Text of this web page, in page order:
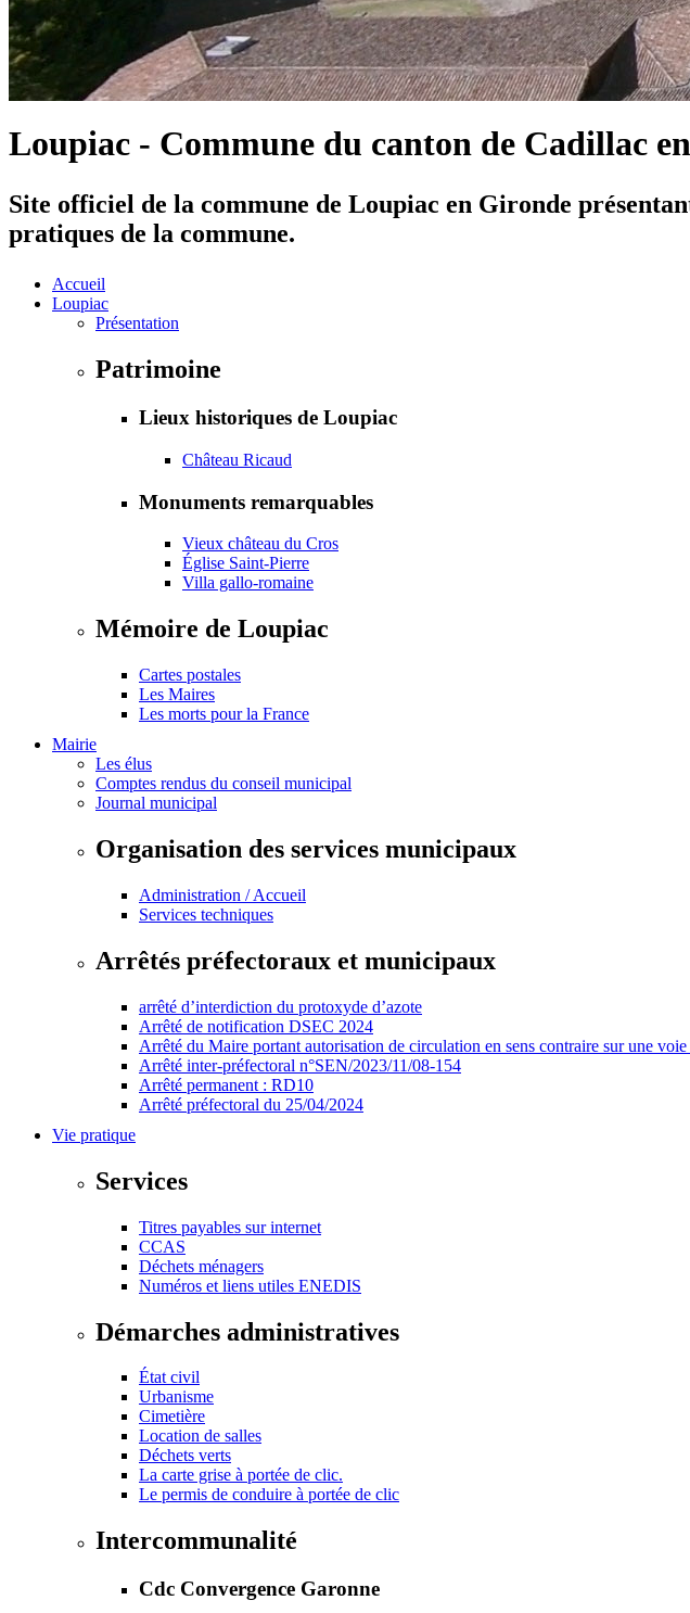
Loupiac - Commune du canton de Cadillac
Site officiel de la commune de Loupiac en Gironde
pratiques de la commune.
Accueil
Loupiac
Présentation
Patrimoine
Lieux historiques de Loupiac
Château Ricaud
Monuments remarquables
Vieux château du Cros
Église Saint-Pierre
Villa gallo-romaine
Mémoire de Loupiac
Cartes postales
Les Maires
Les morts pour la France
Mairie
Les élus
Comptes rendus du conseil municipal
Journal municipal
Organisation des services municipaux
Administration / Accueil
Services techniques
Arrêtés préfectoraux et municipaux
arrêté d’interdiction du protoxyde d’azote
Arrêté de notification DSEC 2024
Arrêté du Maire portant autorisation de circulation en sens contraire sur une voie
Arrêté inter-préfectoral n°SEN/2023/11/08-154
Arrêté permanent : RD10
Arrêté préfectoral du 25/04/2024
Vie pratique
Services
Titres payables sur internet
CCAS
Déchets ménagers
Numéros et liens utiles ENEDIS
Démarches administratives
État civil
Urbanisme
Cimetière
Location de salles
Déchets verts
La carte grise à portée de clic.
Le permis de conduire à portée de clic
Intercommunalité
Cdc Convergence Garonne